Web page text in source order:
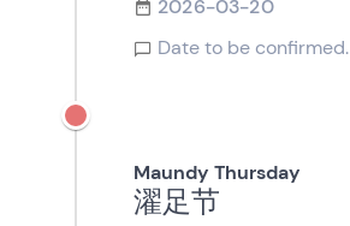
2026-03-20
Date to be confirmed.
Maundy Thursday
濯足节